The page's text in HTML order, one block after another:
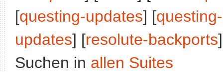
[questing-updates] [
updates] [resolute-backports
Suchen in allen Suites